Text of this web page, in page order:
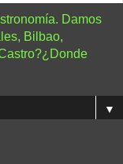
Damos
Bilbao,
▼